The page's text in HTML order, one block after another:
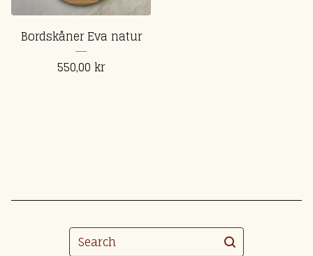
Bordskåner Eva natur
550,00 kr
Search